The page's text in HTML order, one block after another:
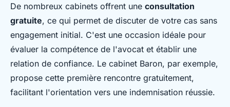
De nombreux cabinets offrent une consultation
gratuite, ce qui permet de discuter de votre cas sans
engagement initial. C'est une occasion idéale pour
évaluer la compétence de l'avocat et établir une
relation de confiance. Le cabinet Baron, par exemple,
propose cette première rencontre gratuitement,
facilitant l'orientation vers une indemnisation réussie.